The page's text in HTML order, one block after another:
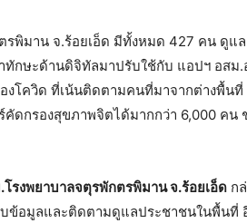
พิมาน จ.ร้อยเอ็ด มีทั้งหมด 427 คน ดูแ
ทักษะด้านดิจิทัลมาปรับใช้กับ แอปฯ อสม.
โควิด ที่เน้นติดตามคนที่มาจากต่างพื้นที่
คัดกรองสุขภาพจิตได้มากกว่า 6,000 ค
รงพยาบาลจตุรพักตรพิมาน จ.ร้อยเอ็ด ก
บข้อมูลและติดตามดูแลประชาชนในพื้นที่